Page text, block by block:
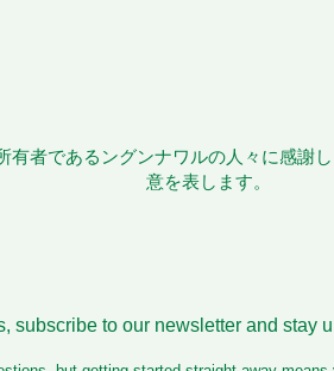
者であるングンナワルの人々に感謝
意を表します。